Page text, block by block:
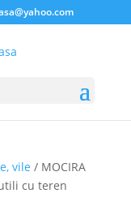
vile / MOCIRA
cu teren